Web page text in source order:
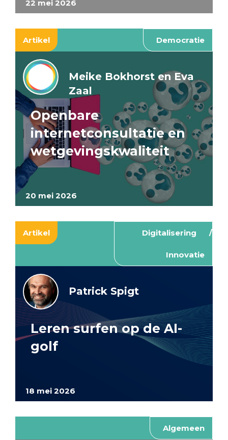
22 mei 2026
Artikel Democratie
20 mei 2026
Meike Bokhorst en Eva
Zaal
Openbare
internetconsultatie en
wetgevingskwaliteit
Artikel Digitalisering
Innovatie
18 mei 2026
Patrick Spigt
Leren surfen op de AI-
golf
Algemeen